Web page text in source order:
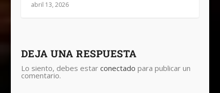
abril 13, 2026
DEJA UNA RESPUESTA
Lo siento, debes estar conectado para publicar un
comentario.